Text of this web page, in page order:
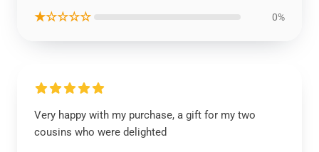
★☆☆☆☆ 0%
Very happy with my purchase, a gift for my two
cousins who were delighted